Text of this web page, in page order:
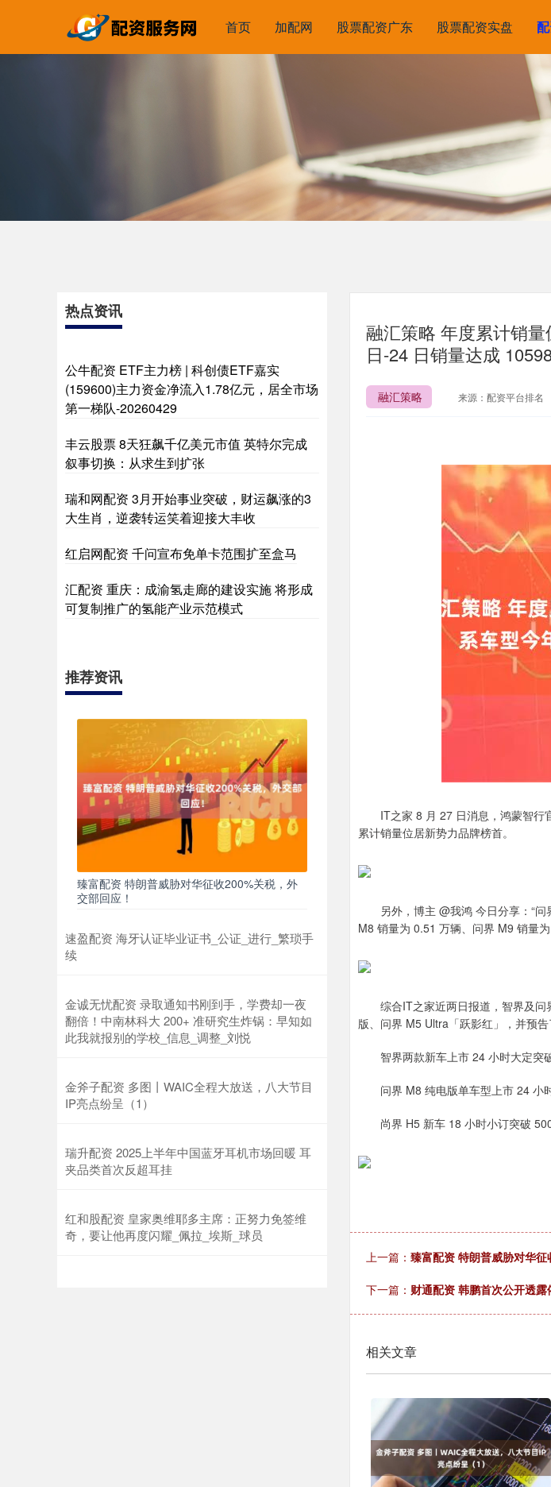
首页 加配网 股票配资广东 股票配资实盘
融汇策略 年度累计销
日-24 日销量达成
融汇策略 来源：配资平台排名
IT之家 8 月 27 日消息，鸿蒙智行
累计销量位居新势力品牌榜首。
另外，博主 @我鸿 今日分享：“问
M8 销量为 0.51 万辆、问界 M9 销量为
综合IT之家近两日报道，智界及问
版、问界 M5 Ultra「跃影红」，并预
智界两款新车上市 24 小时大定突
问界 M8 纯电版单车型上市 24 小
尚界 H5 新车 18 小时小订突破
上一篇： 臻富配资 特朗普威胁对华征
下一篇： 财通配资 韩鹏首次公开透
相关文章
热点资讯
公牛配资 ETF主力榜 | 科创债ETF嘉实
(159600)主力资金净流入1.78亿元，居全市场
第一梯队-20260429
丰云股票 8天狂飙千亿美元市值 英特尔完成
叙事切换：从求生到扩张
瑞和网配资 3月开始事业突破，财运飙涨的3
大生肖，逆袭转运笑着迎接大丰收
红启网配资 千问宣布免单卡范围扩至盒马
汇配资 重庆：成渝氢走廊的建设实施 将形成
可复制推广的氢能产业示范模式
推荐资讯
臻富配资 特朗普威胁对华征收200%关税，外
交部回应！
速盈配资 海牙认证毕业证书_公证_进行_繁琐手
续
金诚无忧配资 录取通知书刚到手，学费却一夜
翻倍！中南林科大 200+ 准研究生炸锅：早知如
此我就报别的学校_信息_调整_刘悦
金斧子配资 多图丨WAIC全程大放送，八大节目
IP亮点纷呈（1）
瑞升配资 2025上半年中国蓝牙耳机市场回暖 耳
夹品类首次反超耳挂
红和股配资 皇家奥维耶多主席：正努力免签维
奇，要让他再度闪耀_佩拉_埃斯_球员